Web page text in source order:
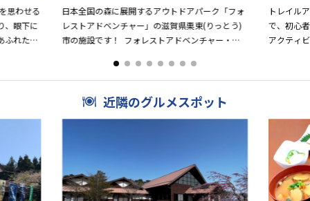
思わせる
、眼下に
ふれた宿
日本全国の森に展開するアウトドアパーク「フォ
レストアドベンチャー」の滋賀県栗東(りっとう)
市の施設です！ フォレストアドベンチャー・栗
ス」と未就学児から...
トレイル
で、初心
アクティ
近隣のグルメスポット